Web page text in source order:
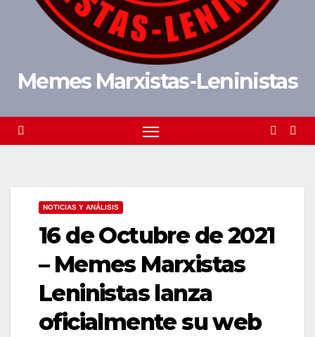
Memes Marxistas-Leninistas
NOTICIAS Y ANÁLISIS
16 de Octubre de 2021
– Memes Marxistas
Leninistas lanza
oficialmente su web